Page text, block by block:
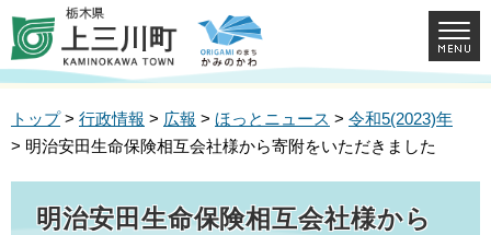
トップ> 行政情報 > 広報 > ほっとニュース > 令和5(2023)年
> 明治安田生命保険相互会社様から寄附をいただきました
明治安田生命保険相互会社様から